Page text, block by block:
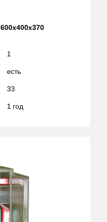
600x400x370
1
есть
33
1 год